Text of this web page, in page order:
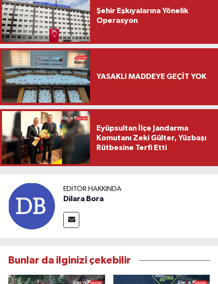
Şehir Eşkıyalarına Yönelik
Operasyon
YASAKLI MADDEYE GEÇİT YOK
Eyüpsultan İlçe Jandarma
Komutanı Zeki Gülter, Yüzbaşı
Rütbesine Terfi Etti
EDITÖR HAKKINDA
Dilara Bora
Bunlar da ilginizi çekebilir